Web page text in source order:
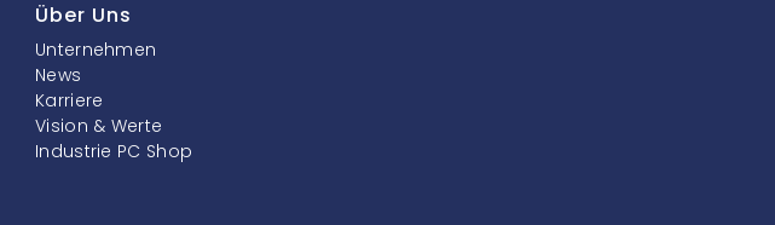
Über Uns
Unternehmen
News
Karriere
Vision & Werte
Industrie PC Shop